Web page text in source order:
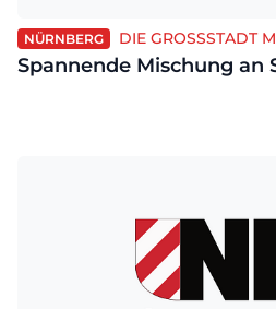
NÜRNBERG DIE GROSSSTADT
Spannende Mischung an